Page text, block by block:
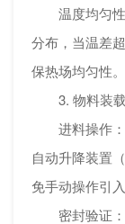
温度均匀
分布，当温差
保热场均匀性。
3. 物料装
进料操作
自动升降装置
免手动操作引入
密封验证